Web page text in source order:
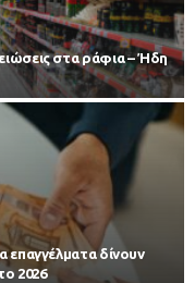
στα ράφια – Ήδη
επαγγέλματα δίνουν
2026